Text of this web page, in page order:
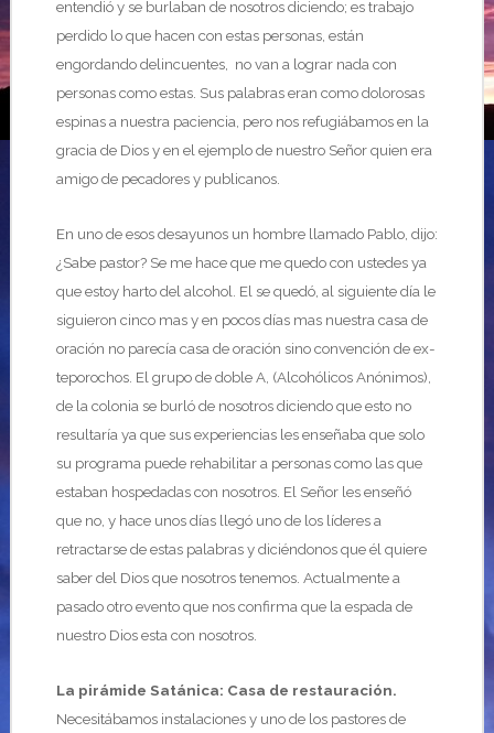
entendió y se burlaban de nosotros diciendo; es trabajo
perdido lo que hacen con estas personas, están
engordando delincuentes,  no van a lograr nada con
personas como estas. Sus palabras eran como dolorosas
espinas a nuestra paciencia, pero nos refugiábamos en la
gracia de Dios y en el ejemplo de nuestro Señor quien era
amigo de pecadores y publicanos.
En uno de esos desayunos un hombre llamado Pablo, dijo:
¿Sabe pastor? Se me hace que me quedo con ustedes ya
que estoy harto del alcohol. El se quedó, al siguiente día le
siguieron cinco mas y en pocos días mas nuestra casa de
oración no parecía casa de oración sino convención de ex-
teporochos. El grupo de doble A, (Alcohólicos Anónimos),
de la colonia se burló de nosotros diciendo que esto no
resultaría ya que sus experiencias les enseñaba que solo
su programa puede rehabilitar a personas como las que
estaban hospedadas con nosotros. El Señor les enseñó
que no, y hace unos días llegó uno de los líderes a
retractarse de estas palabras y diciéndonos que él quiere
saber del Dios que nosotros tenemos. Actualmente a
pasado otro evento que nos confirma que la espada de
nuestro Dios esta con nosotros.
La pirámide Satánica: Casa de restauración.
Necesitábamos instalaciones y uno de los pastores de